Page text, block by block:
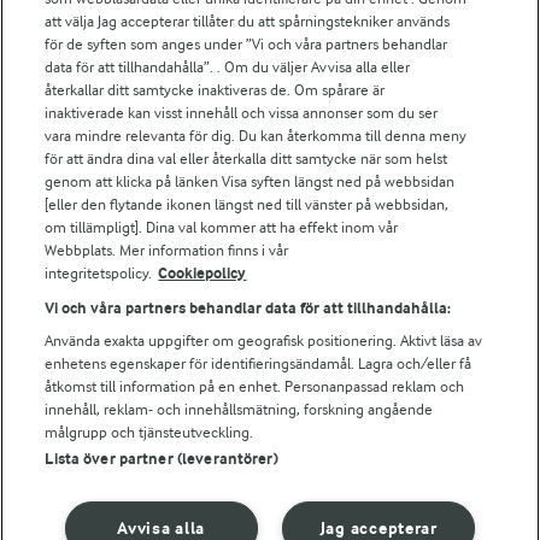
Arlas kundportal
Arla.com
Falbygdens Ost
Arla webbshop
Bildbank
Följ oss
© 2026 Arla Foods
att välja Jag accepterar tillåter du att spårningstekniker används
för de syften som anges under ”Vi och våra partners behandlar
data för att tillhandahålla”. . Om du väljer Avvisa alla eller
återkallar ditt samtycke inaktiveras de. Om spårare är
inaktiverade kan visst innehåll och vissa annonser som du ser
vara mindre relevanta för dig. Du kan återkomma till denna meny
för att ändra dina val eller återkalla ditt samtycke när som helst
genom att klicka på länken Visa syften längst ned på webbsidan
[eller den flytande ikonen längst ned till vänster på webbsidan,
om tillämpligt]. Dina val kommer att ha effekt inom vår
Webbplats. Mer information finns i vår
integritetspolicy. Cookiepolicy
Vi och våra partners behandlar data för att tillhandahålla:
Använda exakta uppgifter om geografisk positionering. Aktivt läsa av
enhetens egenskaper för identifieringsändamål. Lagra och/eller få
åtkomst till information på en enhet. Personanpassad reklam och
innehåll, reklam- och innehållsmätning, forskning angående
målgrupp och tjänsteutveckling.
Lista över partner (leverantörer)
Jag accepterar
Avvisa alla